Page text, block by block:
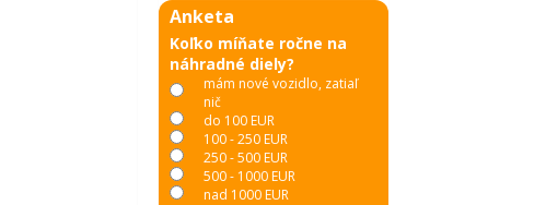
Anketa
Koľko míňate ročne na
náhradné diely?
mám nové vozidlo, zatiaľ
nič
do 100 EUR
100 - 250 EUR
250 - 500 EUR
500 - 1000 EUR
nad 1000 EUR